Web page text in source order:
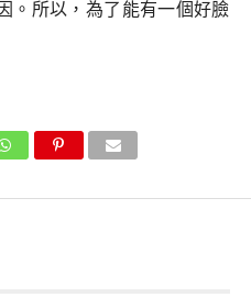
。所以，為了能有一個好臉